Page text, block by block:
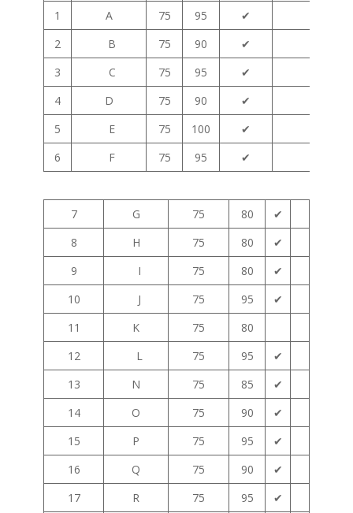
1
A 75 95
✔
2
B 75 90
✔
3
C 75 95
✔
4
D 75 90
✔
5
E 75 100
✔
6
F 75 95 ✔
7 G 75 80
✔
8
H 75 80
✔
9
I 75 80
✔
10
J 75 95
✔
11
K 75
80
12
L 75 95
✔
13
N 75 85
✔
14
O 75 90
✔
15
P 75 95
✔
16
Q 75 90
✔
17
R 75 95
✔